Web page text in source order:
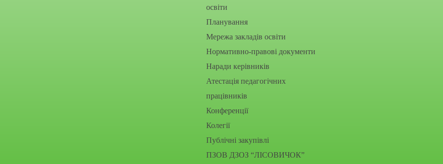
освіти
Планування
Мережа закладів освіти
Нормативно-правові документи
Наради керівників
Атестація педагогічних
працівників
Конференції
Колегії
Публічні закупівлі
ПЗОВ ДЗОЗ “ЛІСОВИЧОК”